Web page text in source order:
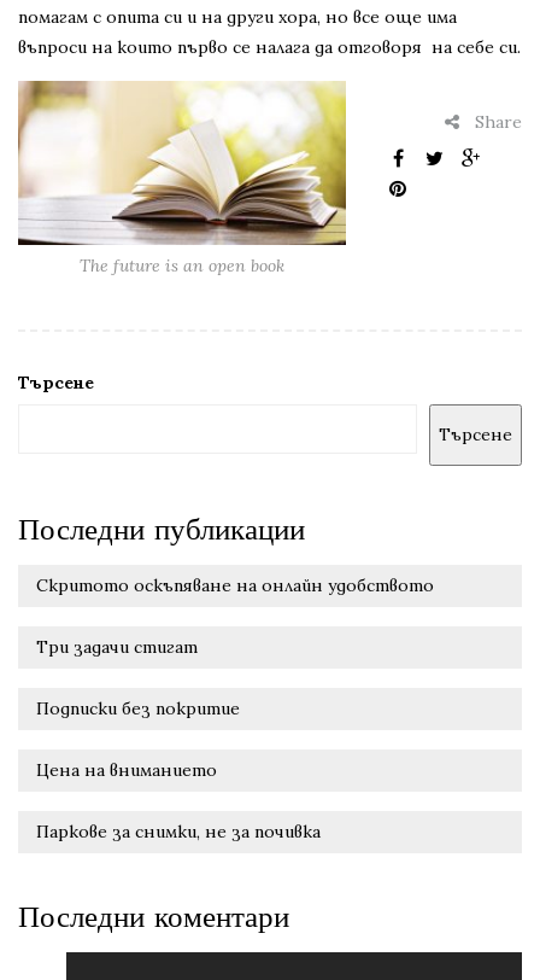
помагам с опита си и на други хора, но все още има
въпроси на които първо се налага да отговоря на себе си.
The future is an open book
Share
Търсене
Търсене
Последни публикации
Скритото оскъпяване на онлайн удобството
Три задачи стигат
Подписки без покритие
Цена на вниманието
Паркове за снимки, не за почивка
Последни коментари